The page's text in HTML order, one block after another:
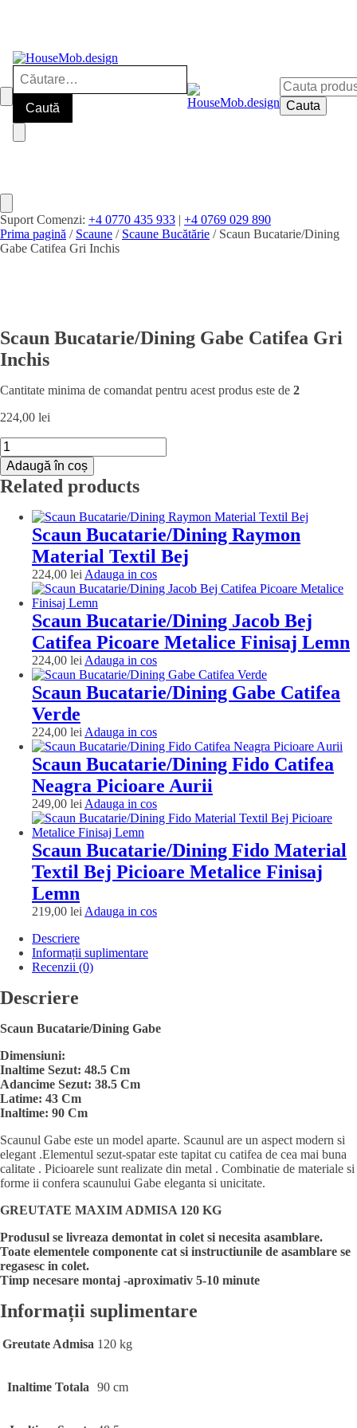
Caută
după:
Cauta
după:
Cauta
Suport Comenzi: +4 0770 435 933 | +4 0769 029 890
Prima pagină / Scaune / Scaune Bucătărie / Scaun Bucatarie/Dining
Gabe Catifea Gri Inchis
Scaun Bucatarie/Dining Gabe Catifea Gri
Inchis
Cantitate minima de comandat pentru acest produs este de 2
224,00 lei
Cantitate
Scaun
Bucatarie/Dining
Gabe
Adaugă în coș
Related products
Scaun Bucatarie/Dining Raymon
Material Textil Bej
224,00 lei Adauga in cosAdauga
in
Scaun Bucatarie/Dining Jacob Bej
Catifea Picoare Metalice Finisaj Lemn
224,00 lei Adauga in cosAdauga
in
cos
Scaun Bucatarie/Dining Gabe Catifea
Verde
224,00 lei Adauga in cosAdauga
in
cos
Scaun Bucatarie/Dining Fido Catifea
Neagra Picioare Aurii
249,00 lei Adauga in cosAdauga
in
Scaun Bucatarie/Dining Fido Material
Textil Bej Picioare Metalice Finisaj
Lemn
219,00 lei Adauga in cosAdauga
Descriere
Informații suplimentare
Recenzii (0)
Descriere
Scaun Bucatarie/Dining Gabe
Dimensiuni:
Inaltime Sezut: 48.5 Cm
Adancime Sezut: 38.5 Cm
Latime: 43 Cm
Inaltime: 90 Cm
Scaunul Gabe este un model aparte. Scaunul are un aspect modern si
elegant .Elementul sezut-spatar este tapitat cu catifea de cea mai buna
calitate . Picioarele sunt realizate din metal . Combinatie de materiale si
forme ii confera scaunului Gabe eleganta si unicitate.
GREUTATE MAXIM ADMISA 120 KG
Produsul se livreaza demontat in colet si necesita asamblare.
Toate elementele componente cat si instructiunile de asamblare se
regasesc in colet.
Timp necesare montaj -aproximativ 5-10 minute
Informații suplimentare
Greutate Admisa 120 kg
Inaltime Totala 90 cm